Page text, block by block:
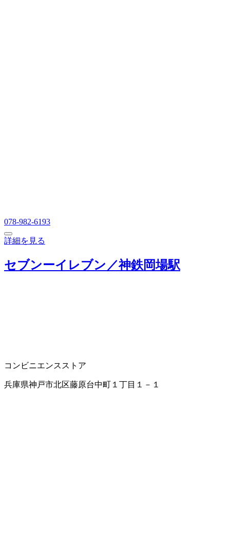
078-982-6193
詳細を見る
セブンーイレブン／神鉄岡場駅
コンビニエンスストア
兵庫県神戸市北区藤原台中町１丁目１－１